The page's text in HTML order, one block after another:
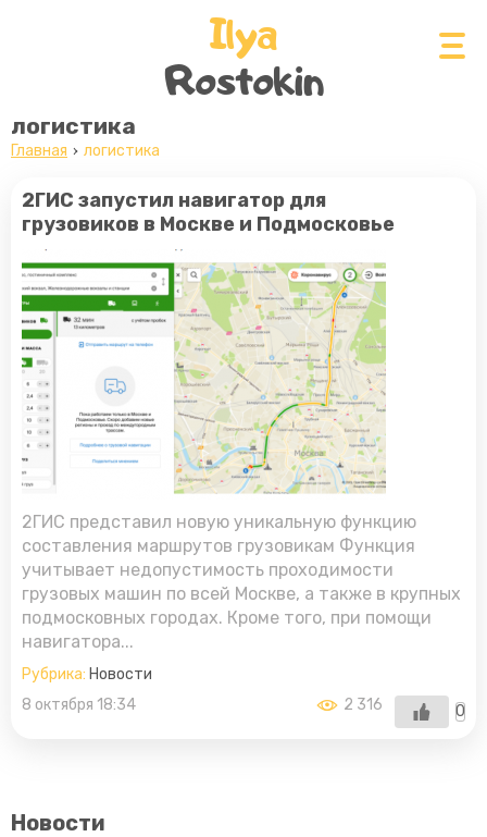
Ilya
Rostokin
логистика
Главная логистика
2ГИС запустил навигатор для
грузовиков в Москве и Подмосковье
2ГИС представил новую уникальную функцию
составления маршрутов грузовикам Функция
учитывает недопустимость проходимости
грузовых машин по всей Москве, а также в крупных
подмосковных городах. Кроме того, при помощи
навигатора...
Рубрика: Новости
8 октября 18:34
0
2 316
Новости